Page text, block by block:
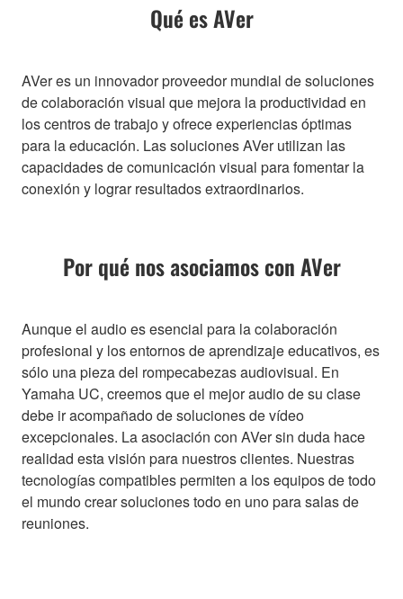
Qué es AVer
AVer es un innovador proveedor mundial de soluciones
de colaboración visual que mejora la productividad en
los centros de trabajo y ofrece experiencias óptimas
para la educación. Las soluciones AVer utilizan las
capacidades de comunicación visual para fomentar la
conexión y lograr resultados extraordinarios.
Por qué nos asociamos con AVer
Aunque el audio es esencial para la colaboración
profesional y los entornos de aprendizaje educativos, es
sólo una pieza del rompecabezas audiovisual. En
Yamaha UC, creemos que el mejor audio de su clase
debe ir acompañado de soluciones de vídeo
excepcionales. La asociación con AVer sin duda hace
realidad esta visión para nuestros clientes. Nuestras
tecnologías compatibles permiten a los equipos de todo
el mundo crear soluciones todo en uno para salas de
reuniones.